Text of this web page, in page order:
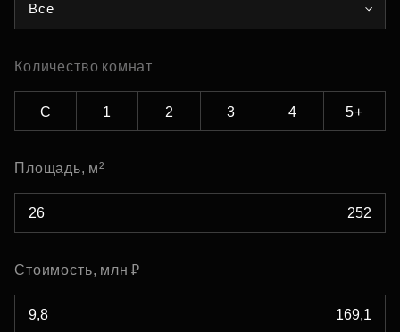
Все
Количество комнат
С 1 2 3 4 5+
Площадь, м²
Стоимость, млн ₽